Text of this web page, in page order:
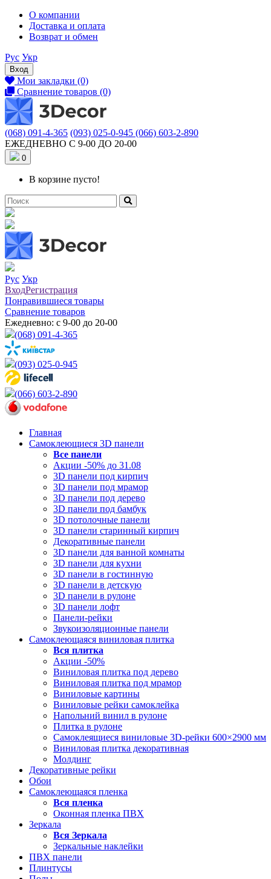
О компании
Доставка и оплата
Возврат и обмен
Рус Укр
Вход
Мои закладки (0)
Сравнение товаров (0)
(068) 091-4-365 (093) 025-0-945 (066) 603-2-890
ЕЖЕДНЕВНО С 9-00 ДО 20-00
0
В корзине пусто!
Рус Укр
ВходРегистрация
Понравившиеся товары
Сравнение товаров
Ежедневно: с 9-00 до 20-00
(068) 091-4-365
(093) 025-0-945
(066) 603-2-890
Главная
Самоклеющиеся 3D панели
Все панели
Акции -50% до 31.08
3D панели под кирпич
3D панели под мрамор
3D панели под дерево
3D панели под бамбук
3D потолочные панели
3D панели старинный кирпич
Декоративные панели
3D панели для ванной комнаты
3D панели для кухни
3D панели в гостинную
3D панели в детскую
3D панели в рулоне
3D панели лофт
Панели-рейки
Звукоизоляционные панели
Самоклеющаяся виниловая плитка
Вся плитка
Акции -50%
Виниловая плитка под дерево
Виниловая плитка под мрамор
Виниловые картины
Виниловые рейки самоклейка
Напольний винил в рулоне
Плитка в рулоне
Самоклеящиеся виниловые 3D‑рейки 600×2900 мм
Виниловая плитка декоративная
Молдинг
Декоративные рейки
Обои
Самоклеющаяся пленка
Вся пленка
Оконная пленка ПВХ
Зеркала
Вся Зеркала
Зеркальные наклейки
ПВХ панели
Плинтусы